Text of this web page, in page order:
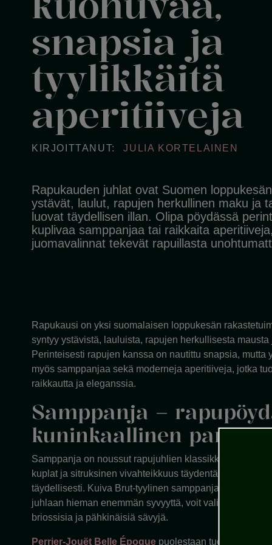
snapsia ja
tyylikkäitä
aperitiiveja
KIRJOITTANUT: JULIA KORTELAINEN
Rapukauden juhlat ovat Suomen
ystävät, laulut, rapujen herkullinen maku ja
luovat täydellisen illan. Olipa pöydässä
kuplivaa samppanjaa tai raikkaita
juomavalinnat tekevät rapuillasta
Rapukausi on yksi suomalaisen loppukesän
syntyy ystävistä, lauluista, rapujen herkullisesta
Perinteisesti rapujen kanssa on nautittu snapsia, mutta
myös samppanjaa sekä moderneja aperitiiveja, jotka
raikkautta ja eleganssia.
Samppanja –
kuninkaallinen pari
Samppanja on noussut rapujuhlien
kuplat ja sitruksinen vivahteikkuus täydentävät ravun
täydellisesti. Kuiva Brut-tyylinen samppanja on varmin
juhlaan hieman enemmän syvyyttä, voit valita pitkään
briossisia ja pähkinäisiä sävyjä.
Perrier-Jouët Belle Époque puolestaan tuo pöytään